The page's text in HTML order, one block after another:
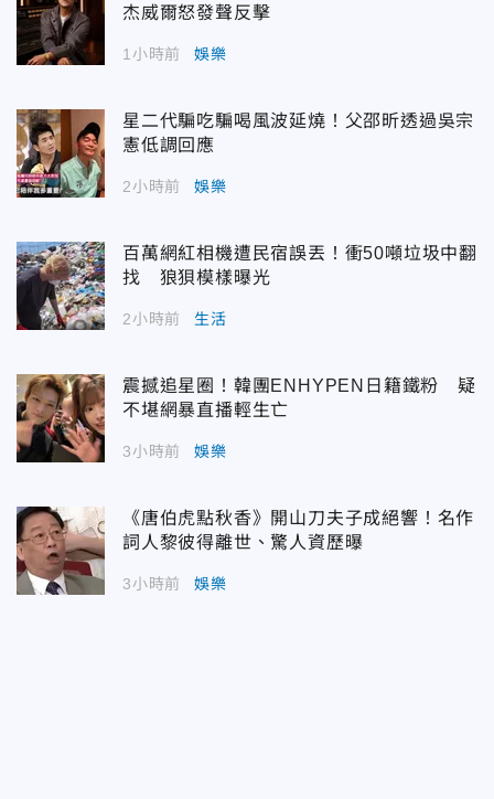
杰威爾怒發聲反擊
1小時前 娛樂
星二代騙吃騙喝風波延燒！父邵昕透過吳宗
憲低調回應
2小時前 娛樂
百萬網紅相機遭民宿誤丟！衝50噸垃圾中翻
找 狼狽模樣曝光
2小時前 生活
震撼追星圈！韓團ENHYPEN日籍鐵粉 疑
不堪網暴直播輕生亡
3小時前 娛樂
《唐伯虎點秋香》開山刀夫子成絕響！名作
詞人黎彼得離世、驚人資歷曝
3小時前 娛樂